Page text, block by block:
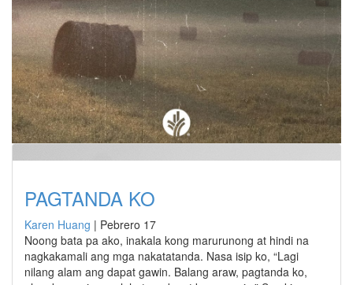
PAGTANDA KO
Karen Huang | Pebrero 17
Noong bata pa ako, inakala kong marurunong at hindi na
nagkakamali ang mga nakatatanda. Nasa isip ko, “Lagi
nilang alam ang dapat gawin. Balang araw, pagtanda ko,